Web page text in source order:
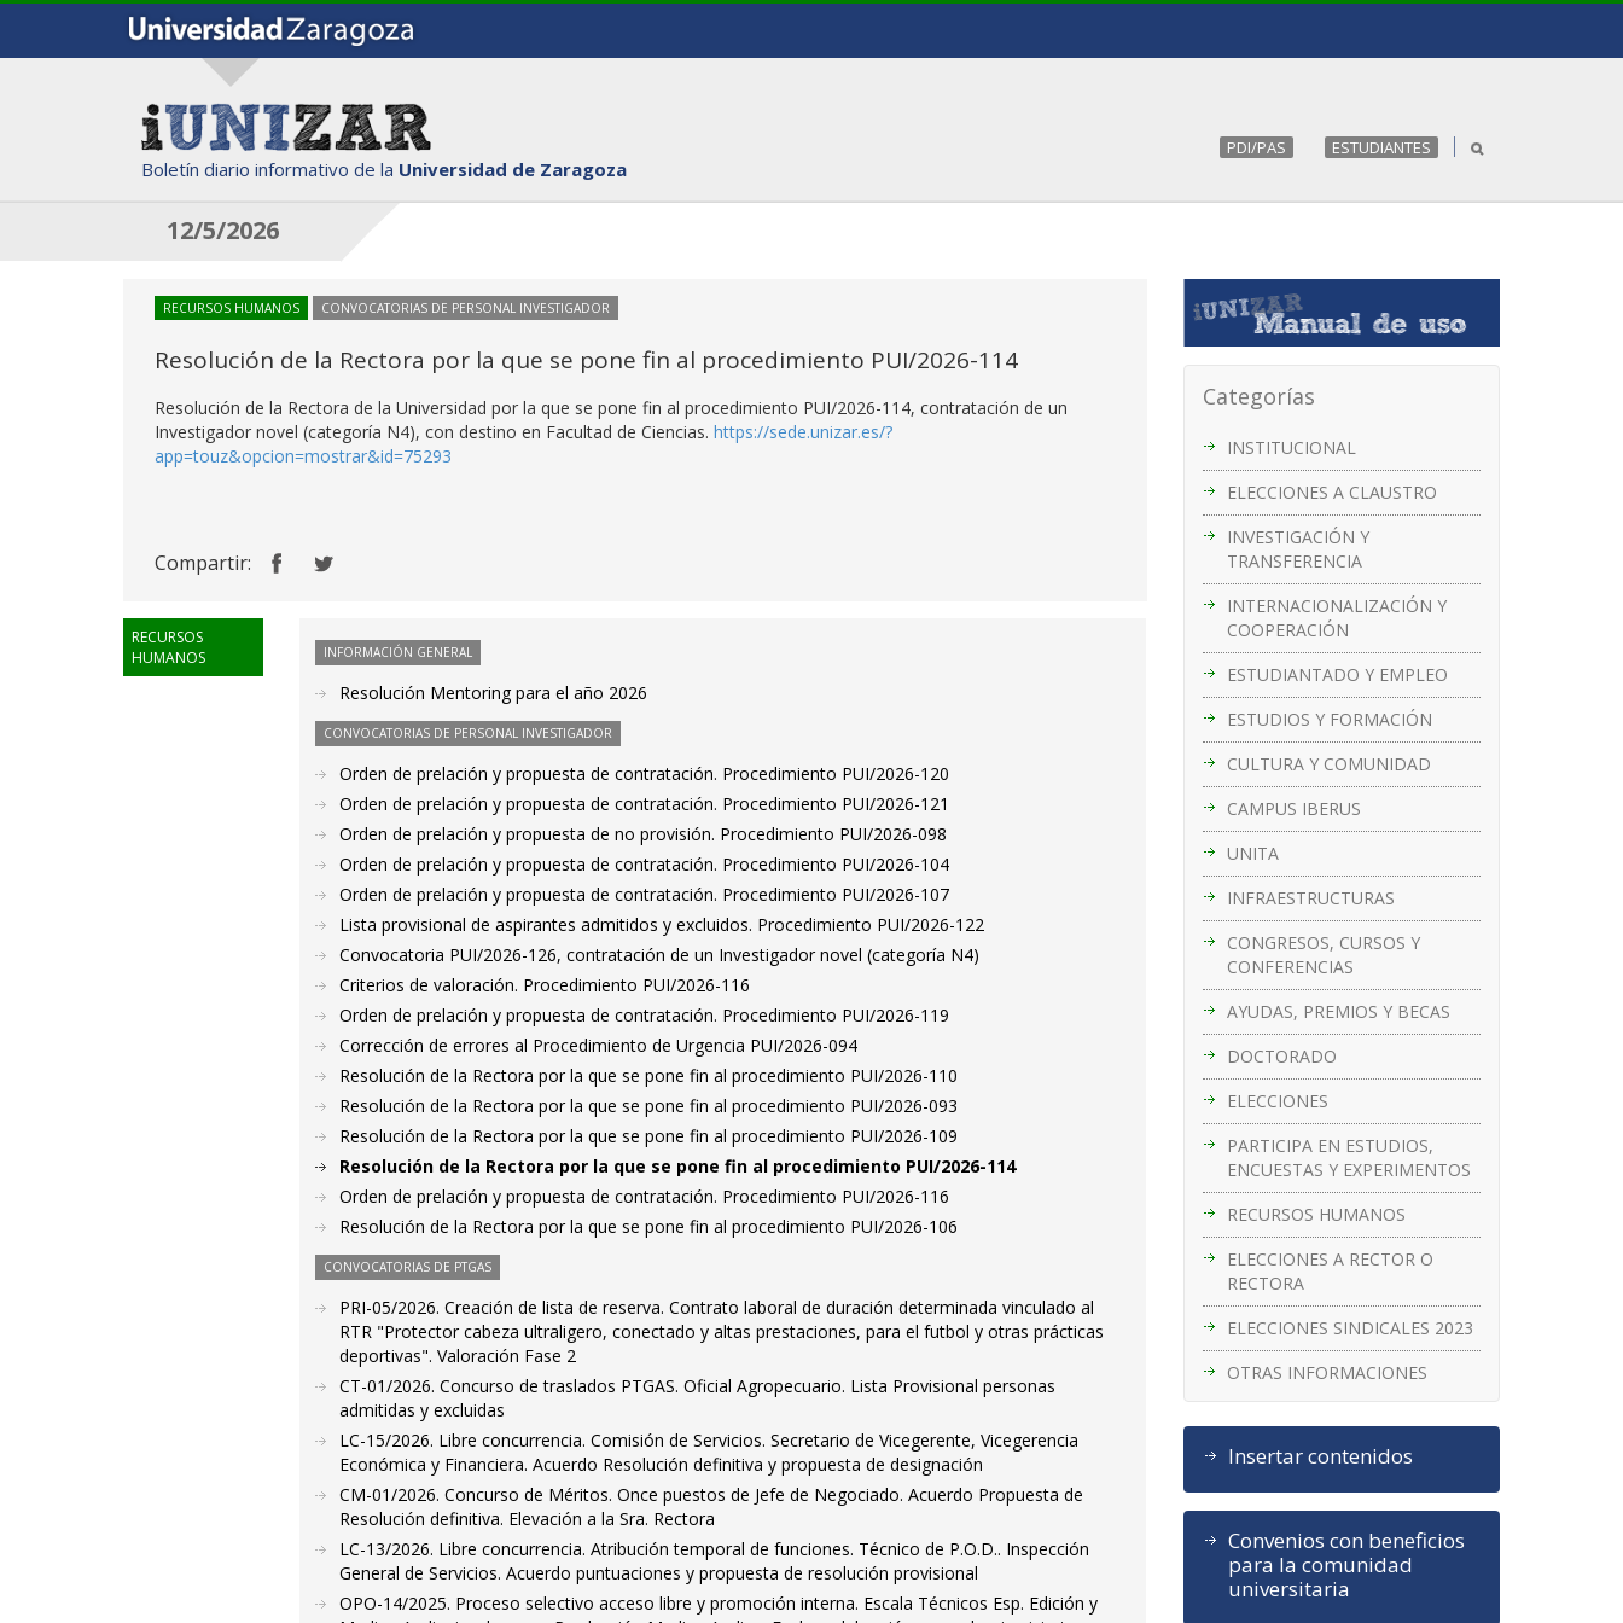
Boletín diario informativo de la Universidad de Zaragoza
PDI/PAS ESTUDIANTES
12/5/2026
Categorías
INSTITUCIONAL
ELECCIONES A CLAUSTRO
INVESTIGACIÓN Y
TRANSFERENCIA
INTERNACIONALIZACIÓN Y
COOPERACIÓN
ESTUDIANTADO Y EMPLEO
ESTUDIOS Y FORMACIÓN
CULTURA Y COMUNIDAD
CAMPUS IBERUS
UNITA
INFRAESTRUCTURAS
CONGRESOS, CURSOS Y
CONFERENCIAS
AYUDAS, PREMIOS Y BECAS
DOCTORADO
ELECCIONES
PARTICIPA EN ESTUDIOS,
ENCUESTAS Y EXPERIMENTOS
RECURSOS HUMANOS
ELECCIONES A RECTOR O
RECTORA
ELECCIONES SINDICALES 2023
OTRAS INFORMACIONES
Insertar contenidos
Convenios con beneficios
para la comunidad
universitaria
RECURSOS HUMANOS CONVOCATORIAS DE PERSONAL INVESTIGADOR
Resolución de la Rectora por la que se pone fin al procedimiento PUI/2026-114
Resolución de la Rectora de la Universidad por la que se pone fin al procedimiento PUI/2026-114, contratación de un
Investigador novel (categoría N4), con destino en Facultad de Ciencias. https://sede.unizar.es/?
app=touz&opcion=mostrar&id=75293
Compartir:
RECURSOS
HUMANOS
INFORMACIÓN GENERAL
Resolución Mentoring para el año 2026
CONVOCATORIAS DE PERSONAL INVESTIGADOR
Orden de prelación y propuesta de contratación. Procedimiento PUI/2026-120
Orden de prelación y propuesta de contratación. Procedimiento PUI/2026-121
Orden de prelación y propuesta de no provisión. Procedimiento PUI/2026-098
Orden de prelación y propuesta de contratación. Procedimiento PUI/2026-104
Orden de prelación y propuesta de contratación. Procedimiento PUI/2026-107
Lista provisional de aspirantes admitidos y excluidos. Procedimiento PUI/2026-122
Convocatoria PUI/2026-126, contratación de un Investigador novel (categoría N4)
Criterios de valoración. Procedimiento PUI/2026-116
Orden de prelación y propuesta de contratación. Procedimiento PUI/2026-119
Corrección de errores al Procedimiento de Urgencia PUI/2026-094
Resolución de la Rectora por la que se pone fin al procedimiento PUI/2026-110
Resolución de la Rectora por la que se pone fin al procedimiento PUI/2026-093
Resolución de la Rectora por la que se pone fin al procedimiento PUI/2026-109
Resolución de la Rectora por la que se pone fin al procedimiento PUI/2026-114
Orden de prelación y propuesta de contratación. Procedimiento PUI/2026-116
Resolución de la Rectora por la que se pone fin al procedimiento PUI/2026-106
CONVOCATORIAS DE PTGAS
PRI-05/2026. Creación de lista de reserva. Contrato laboral de duración determinada vinculado al
RTR "Protector cabeza ultraligero, conectado y altas prestaciones, para el futbol y otras prácticas
deportivas". Valoración Fase 2
CT-01/2026. Concurso de traslados PTGAS. Oficial Agropecuario. Lista Provisional personas
admitidas y excluidas
LC-15/2026. Libre concurrencia. Comisión de Servicios. Secretario de Vicegerente, Vicegerencia
Económica y Financiera. Acuerdo Resolución definitiva y propuesta de designación
CM-01/2026. Concurso de Méritos. Once puestos de Jefe de Negociado. Acuerdo Propuesta de
Resolución definitiva. Elevación a la Sra. Rectora
LC-13/2026. Libre concurrencia. Atribución temporal de funciones. Técnico de P.O.D.. Inspección
General de Servicios. Acuerdo puntuaciones y propuesta de resolución provisional
OPO-14/2025. Proceso selectivo acceso libre y promoción interna. Escala Técnicos Esp. Edición y